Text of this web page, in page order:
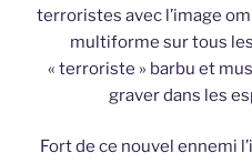
terroristes avec l’image
multiforme sur tous les
« terroriste » barbu et
graver dans les
Fort de ce nouvel ennemi